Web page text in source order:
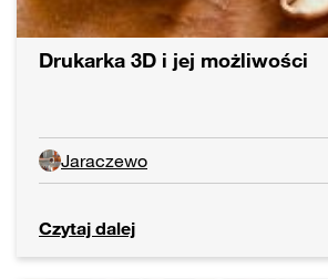
Drukarka 3D i jej możliwości
Jaraczewo
Czytaj dalej